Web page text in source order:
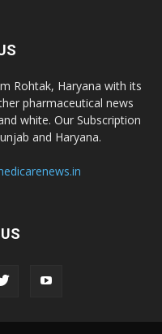
Rohtak, Haryana with its
pharmaceutical news
white. Our Subscription
and Haryana.